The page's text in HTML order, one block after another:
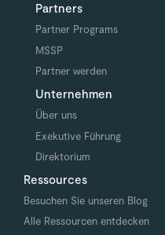
Partners
Partner Programs
MSSP
Partner werden
Unternehmen
Über uns
Exekutive Führung
Direktorium
Ressources
Besuchen Sie unseren Blog
Alle Ressourcen entdecken